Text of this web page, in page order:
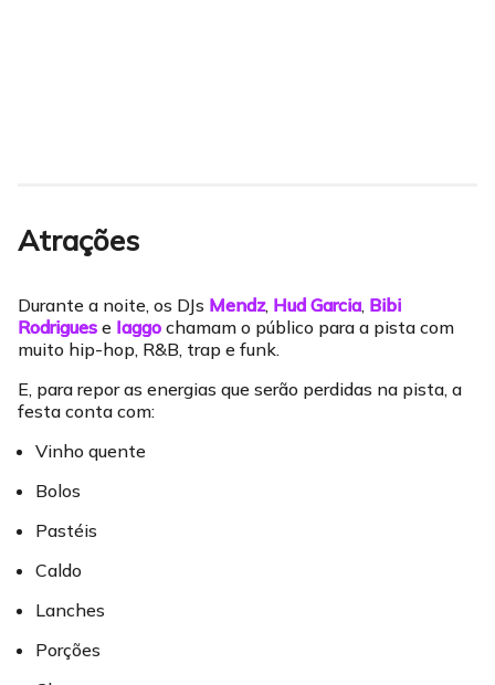
Atrações
Durante a noite, os DJs Mendz, Hud Garcia, Bibi
Rodrigues e Iaggo chamam o público para a pista com
muito hip-hop, R&B, trap e funk.
E, para repor as energias que serão perdidas na pista, a
festa conta com:
Vinho quente
Bolos
Pastéis
Caldo
Lanches
Porções